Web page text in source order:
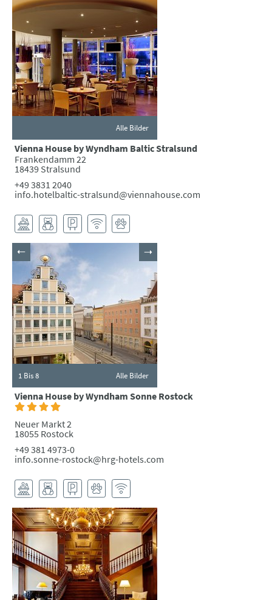
Alle Bilder
Vienna House by Wyndham Baltic Stralsund
Frankendamm 22
18439 Stralsund
+49 3831 2040
info.hotelbaltic-stralsund@viennahouse.com
1 Bis 8 Alle Bilder
Vienna House by Wyndham Sonne Rostock
Neuer Markt 2
18055 Rostock
+49 381 4973-0
info.sonne-rostock@hrg-hotels.com